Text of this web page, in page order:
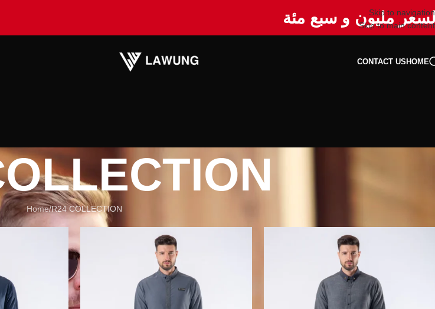
Skip to navigation
Skip to main contentمليون و سبع مئة
HOME
CONTACT US
Home R24 COLLECTION